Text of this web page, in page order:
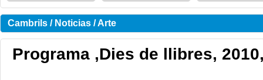
Cambrils / Noticias / Arte
Programa ,Dies de llibres,